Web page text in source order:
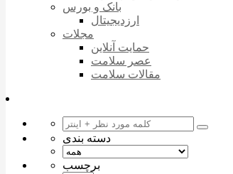
بانک و بورس
ارزدیجیتال
مجلات
حمایت آنلاین
عصر سلامت
مقالات سلامت
دسته بندی
برچسب